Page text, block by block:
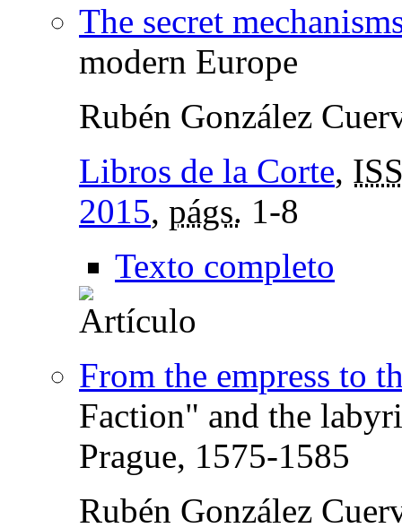
The secret
modern Europe
Rubén González
Libros de la Corte,
2015, págs. 1-8
Texto completo
From the empress to
Faction" and the
Prague, 1575-1585
Rubén González